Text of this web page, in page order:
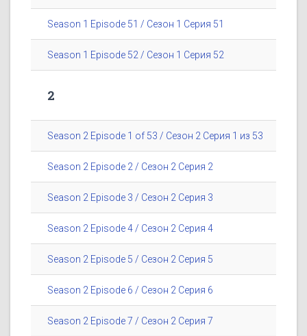
Season 1 Episode 51 / Сезон 1 Серия 51
Season 1 Episode 52 / Сезон 1 Серия 52
2
Season 2 Episode 1 of 53 / Сезон 2 Серия 1 из 53
Season 2 Episode 2 / Сезон 2 Серия 2
Season 2 Episode 3 / Сезон 2 Серия 3
Season 2 Episode 4 / Сезон 2 Серия 4
Season 2 Episode 5 / Сезон 2 Серия 5
Season 2 Episode 6 / Сезон 2 Серия 6
Season 2 Episode 7 / Сезон 2 Серия 7